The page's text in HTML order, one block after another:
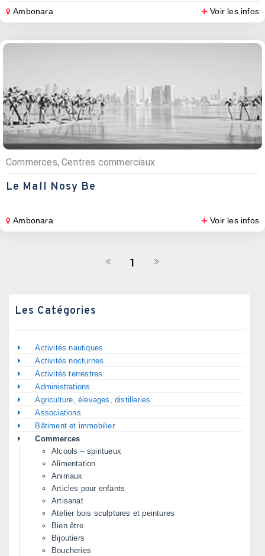
Ambonara Voir les infos
Commerces, Centres commerciaux
Le Mall Nosy Be
Ambonara Voir les infos
1
Les Catégories
Activités nautiques
Activités nocturnes
Activités terrestres
Administrations
Agriculture, élevages, distilleries
Associations
Bâtiment et immobilier
Commerces
Alcools – spiritueux
Alimentation
Animaux
Articles pour enfants
Artisanat
Atelier bois sculptures et peintures
Bien être
Bijoutiers
Boucheries